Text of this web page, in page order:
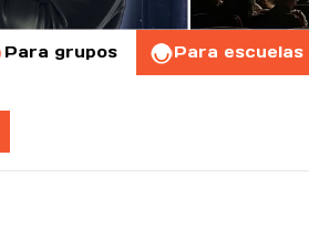
Para grupos Para escuelas